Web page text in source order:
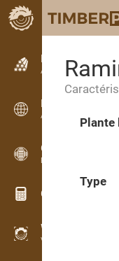
Petites annonces
Annonces texte
Petites annonces
Annonces
OPTI-TIMB
Plans de débit
Calculateurs
WoodProfi
Volume de bois avec
Plante
Type